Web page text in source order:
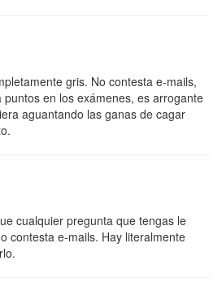
gris. No contesta e-mails,
en los exámenes, es arrogante
aguantando las ganas de cagar
cualquier pregunta que tengas le
contesta e-mails. Hay literalmente